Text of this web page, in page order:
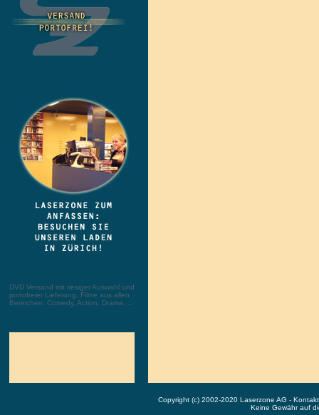
DVD Versand mit riesiger Auswahl und
portofreier Lieferung. Filme aus allen
Bereichen: Comedy, Action, Drama, ...
Copyright (c) 2002-2020 Laserzone AG -
Keine Gewähr auf